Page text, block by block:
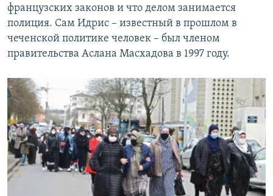
французских законов и что делом занимается
полиция. Сам Идрис – известный в прошлом в
чеченской политике человек – был членом
правительства Аслана Масхадова в 1997 году.